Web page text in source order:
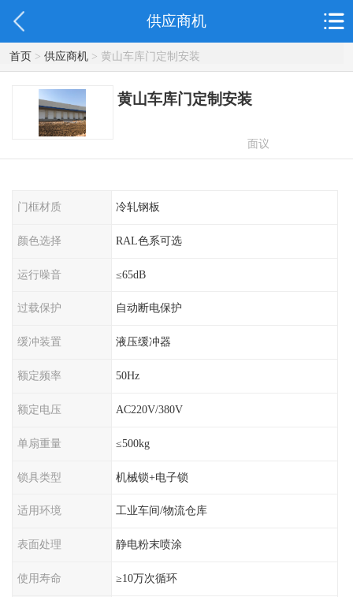
供应商机
首页> 供应商机> 黄山车库门定制安装
黄山车库门定制安装
面议
门框材质 冷轧钢板
颜色选择 RAL色系可选
运行噪音 ≤65dB
过载保护 自动断电保护
缓冲装置 液压缓冲器
额定频率 50Hz
额定电压 AC220V/380V
单扇重量 ≤500kg
锁具类型 机械锁+电子锁
适用环境 工业车间/物流仓库
表面处理 静电粉末喷涂
使用寿命 ≥10万次循环